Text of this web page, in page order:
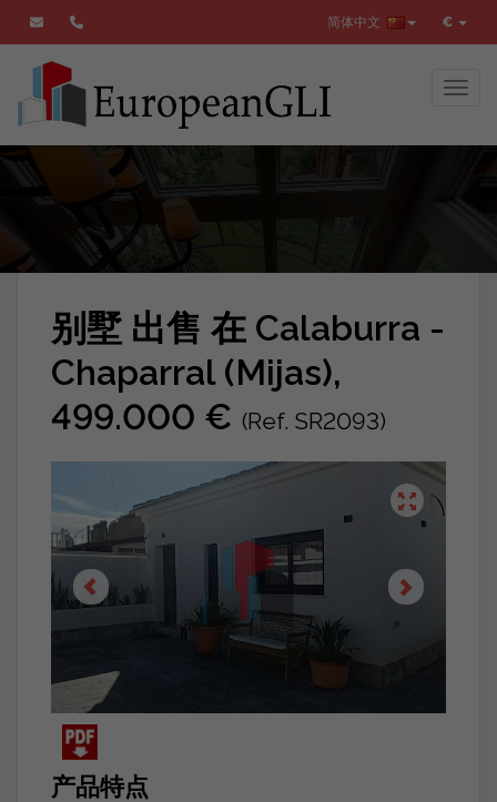
€
简体中文
别墅 出售 在 Calaburra -
Chaparral (Mijas),
499.000 € (Ref. SR2093)
产品特点